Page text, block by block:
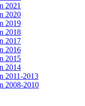
2021
2020
2019
2018
2017
2016
2015
2014
2011-2013
2008-2010